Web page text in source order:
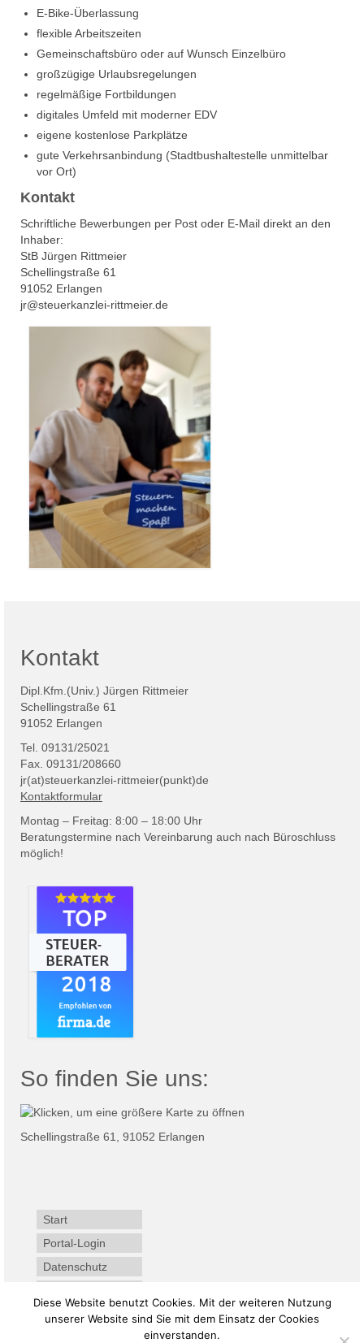
E-Bike-Überlassung
flexible Arbeitszeiten
Gemeinschaftsbüro oder auf Wunsch Einzelbüro
großzügige Urlaubsregelungen
regelmäßige Fortbildungen
digitales Umfeld mit moderner EDV
eigene kostenlose Parkplätze
gute Verkehrsanbindung (Stadtbushaltestelle unmittelbar
vor Ort)
Kontakt
Schriftliche Bewerbungen per Post oder E-Mail direkt an den
Inhaber:
StB Jürgen Rittmeier
Schellingstraße 61
91052 Erlangen
jr@steuerkanzlei-rittmeier.de
Kontakt
Dipl.Kfm.(Univ.) Jürgen Rittmeier
Schellingstraße 61
91052 Erlangen
Tel. 09131/25021
Fax. 09131/208660
jr(at)steuerkanzlei-rittmeier(punkt)de
Kontaktformular
Montag – Freitag: 8:00 – 18:00 Uhr
Beratungstermine nach Vereinbarung auch nach Büroschluss
möglich!
So finden Sie uns:
Schellingstraße 61, 91052 Erlangen
Start
Portal-Login
Datenschutz
Diese Website benutzt Cookies. Mit der weiteren Nutzung
unserer Website sind Sie mit dem Einsatz der Cookies
einverstanden.